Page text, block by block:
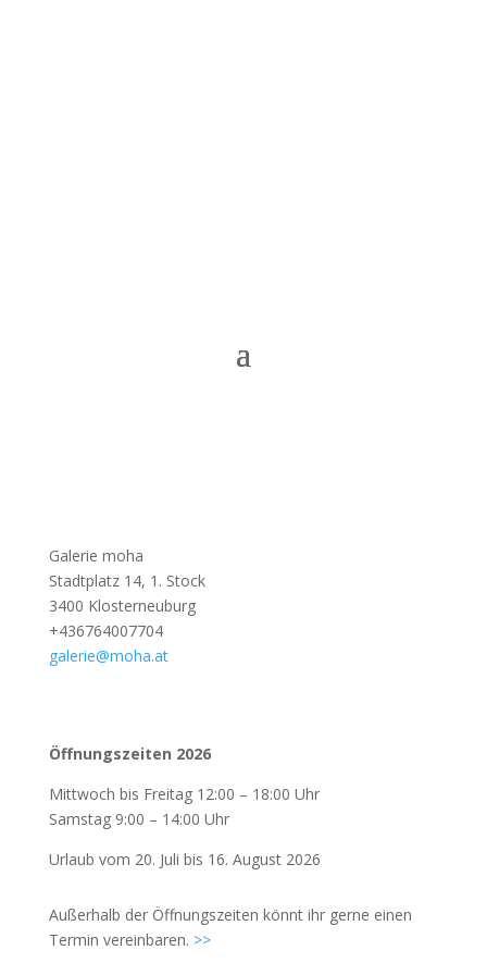
Galerie moha
Stadtplatz 14, 1. Stock
3400 Klosterneuburg
+436764007704
galerie@moha.at
Öffnungszeiten 2026
Mittwoch bis Freitag 12:00 – 18:00 Uhr
Samstag 9:00 – 14:00 Uhr
Urlaub vom 20. Juli bis 16. August 2026
Außerhalb der Öffnungszeiten könnt ihr gerne einen
Termin vereinbaren. >>